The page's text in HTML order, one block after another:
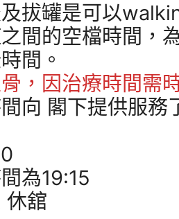
拔罐是可以
間的空檔時間，
間。
，因治療時間需
向 閣下提供服務
為19:15
休舘